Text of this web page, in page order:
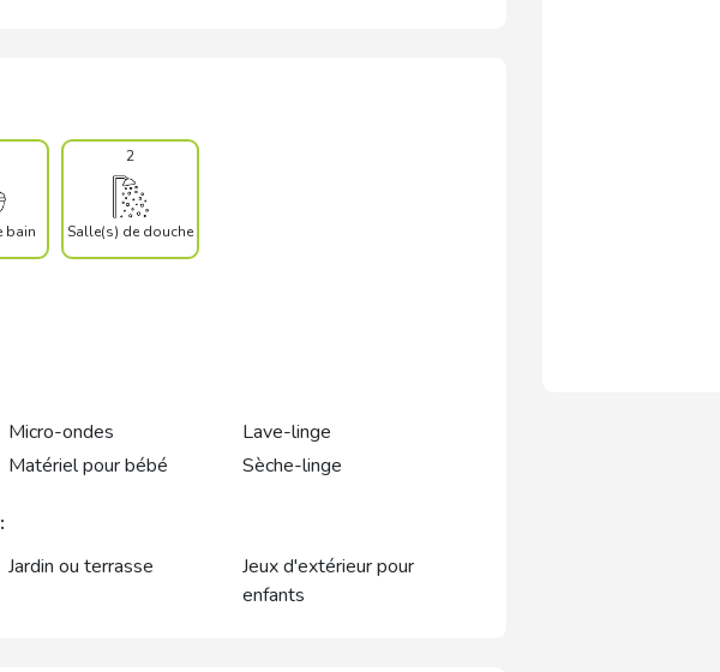
bain
2
Salle(s) de douche
Micro-ondes
Lave-linge
Matériel pour bébé Sèche-linge
Jardin ou terrasse
Jeux d'extérieur pour
enfants